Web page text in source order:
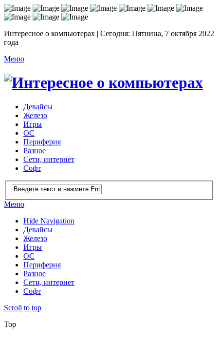
Интересное о компьютерах | Сегодня: Пятница, 7 октября 2022
года
Меню
Девайсы
Железо
Игры
ОС
Периферия
Разное
Сети, интернет
Софт
Меню
Hide Navigation
Девайсы
Железо
Игры
ОС
Периферия
Разное
Сети, интернет
Софт
Scroll to top
Top